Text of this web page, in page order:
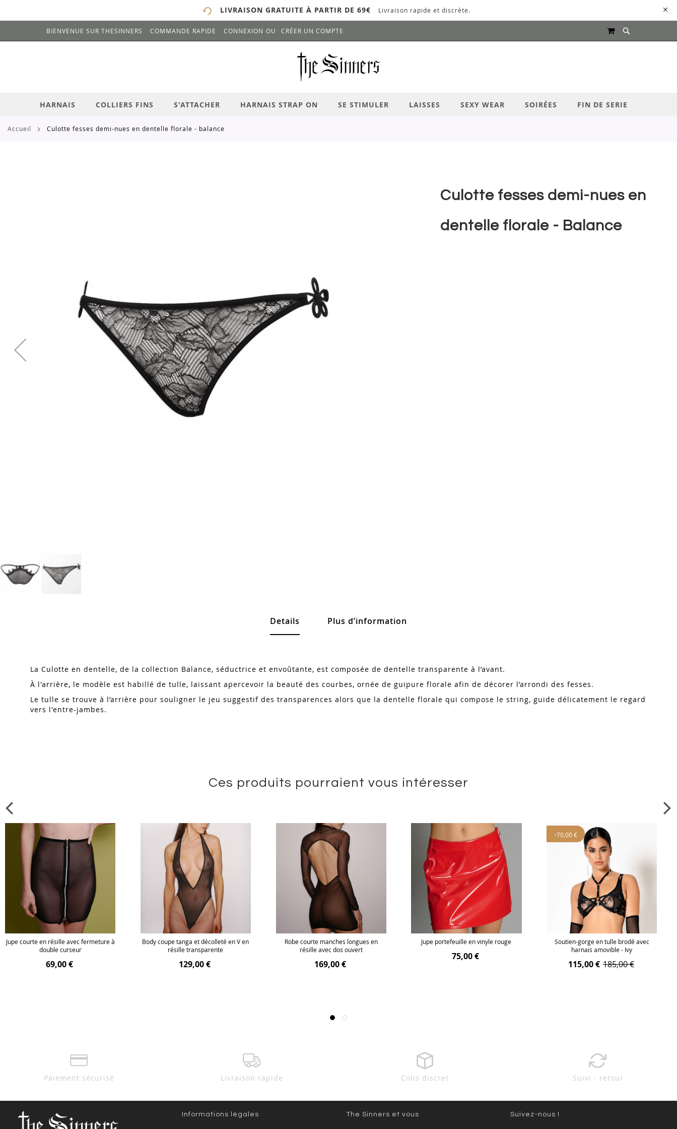
LIVRAISON GRATUITE À PARTIR DE 69€ Livraison rapide et discrète.
ALLEZ
BIENVENUE SUR THESINNERS COMMANDE RAPIDE CONNEXION CRÉER UN COMPTE
# ENTREZ AU MOINS 3 CARACTÈRES POUR LANCER LA RECHERCHE # APPUYEZ SUR LA TOUCHE "ENTRER" POUR LANCER LA RECHERCHE
MON PANIER
HARNAIS COLLIERS FINS S'ATTACHER HARNAIS STRAP ON SE STIMULER LAISSES SEXY WEAR SOIRÉES FIN DE SERIE
accueil culotte fesses demi-nues en dentelle florale - balance
Culotte fesses demi-nues en
dentelle florale - Balance
Details
La Culotte en dentelle, de la collection Balance, séductrice et envoûtante, est composée de dentelle transparente à l’avant.
À l'arrière, le modèle est habillé de tulle, laissant apercevoir la beauté des courbes, ornée de guipure florale afin de décorer l’arrondi des fesses.
Le tulle se trouve à l’arrière pour souligner le jeu suggestif des transparences alors que la dentelle florale qui compose le string, guide délicatement le regard
vers l'entre-jambes.
Plus d’information
Ces produits pourraient vous intéresser
Jupe courte en résille avec fermeture à
double curseur
69,00 €
Body coupe tanga et décolleté en V en
résille transparente
129,00 €
Robe courte manches longues en
résille avec dos ouvert
169,00 €
Jupe portefeuille en vinyle rouge
75,00 €
-70,00 €
Soutien-gorge en tulle brodé avec
harnais amovible - Ivy
115,00 € 185,00 €
Paiement sécurisé Livraison rapide Colis discret Suivi - retour
Informations légales The Sinners et vous Suivez-nous !